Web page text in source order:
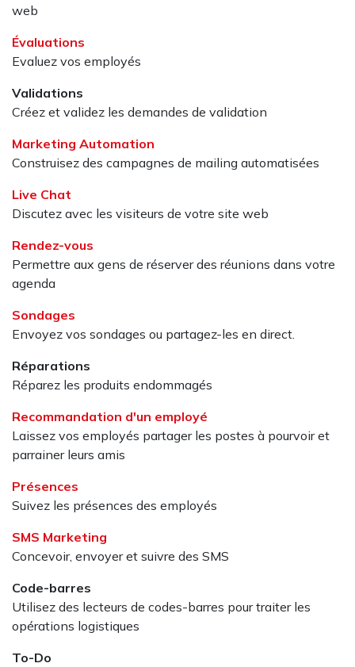
web
Évaluations
Evaluez vos employés
Validations
Créez et validez les demandes de validation
Marketing Automation
Construisez des campagnes de mailing automatisées
Live Chat
Discutez avec les visiteurs de votre site web
Rendez-vous
Permettre aux gens de réserver des réunions dans votre
agenda
Sondages
Envoyez vos sondages ou partagez-les en direct.
Réparations
Réparez les produits endommagés
Recommandation d'un employé
Laissez vos employés partager les postes à pourvoir et
parrainer leurs amis
Présences
Suivez les présences des employés
SMS Marketing
Concevoir, envoyer et suivre des SMS
Code-barres
Utilisez des lecteurs de codes-barres pour traiter les
opérations logistiques
To-Do